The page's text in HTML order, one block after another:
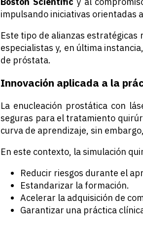
impulsando iniciativas orientadas
Este tipo de alianzas
especialistas y, en última
de próstata.
Innovación aplicada a la
La enucleación prostática con
seguras para el tratamiento
curva de aprendizaje, sin
En este contexto, la simulación
Reducir riesgos durante el
Estandarizar la formación.
Acelerar la adquisición de
Garantizar una práctica